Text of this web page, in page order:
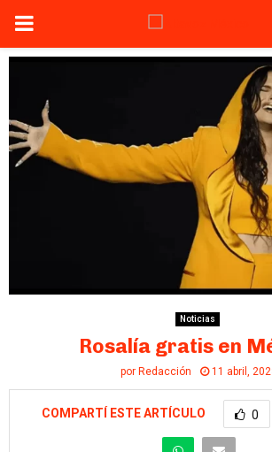
PRIMARY
Noticias
Rosalía gratis en
por Redacción 11 abril,
COMPARTÍ ESTE ARTÍCULO 0